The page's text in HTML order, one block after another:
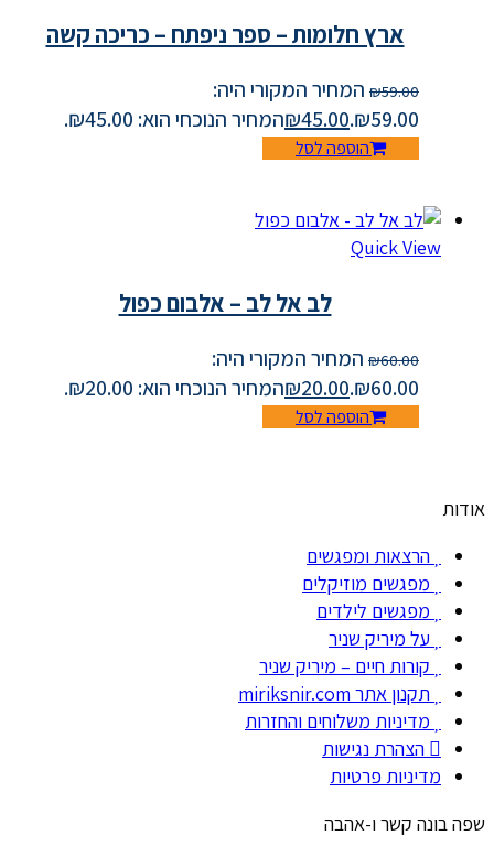
ארץ חלומות – ספר ניפתח – כריכה קשה
₪59.00
המחיר המקורי היה:
₪59.00.
₪45.00 המחיר הנוכחי הוא: ₪45.00.
הוספה לסל
Quick View
לב אל לב – אלבום כפול
₪60.00
המחיר המקורי היה:
₪60.00.
₪20.00 המחיר הנוכחי הוא: ₪20.00.
הוספה לסל
אודות
הרצאות ומפגשים
מפגשים מוזיקלים
מפגשים לילדים
על מיריק שניר
קורות חיים – מיריק שניר
תקנון אתר miriksnir.com
מדיניות משלוחים והחזרות
הצהרת נגישות
מדיניות פרטיות
שפה בונה קשר ו-אהבה